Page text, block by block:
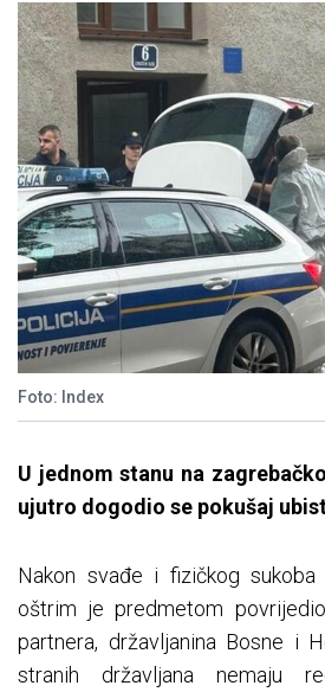
Foto: Index
U jednom stanu na
ujutro dogodio se pokušaj
Nakon svađe i fizičkog sukoba
oštrim je predmetom
partnera, državljanina Bosne i
stranih državljana nemaju